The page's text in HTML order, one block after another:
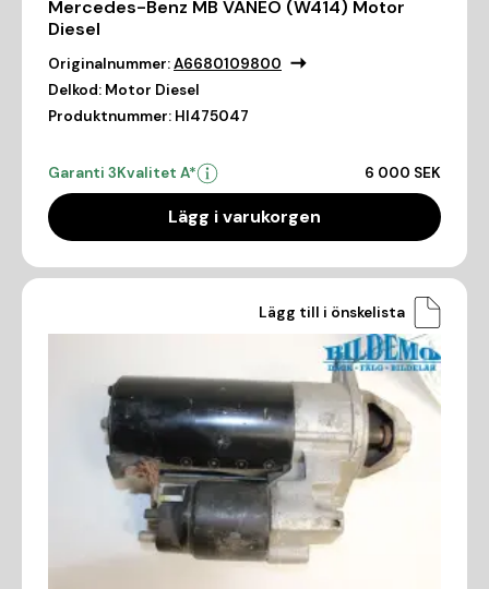
Mercedes-Benz MB VANEO (W414) Motor
Diesel
Originalnummer:A6680109800
Delkod: Motor Diesel
Produktnummer: HI475047
Garanti 3Kvalitet A* 6 000 SEK
Lägg i varukorgen
Lägg till i önskelista